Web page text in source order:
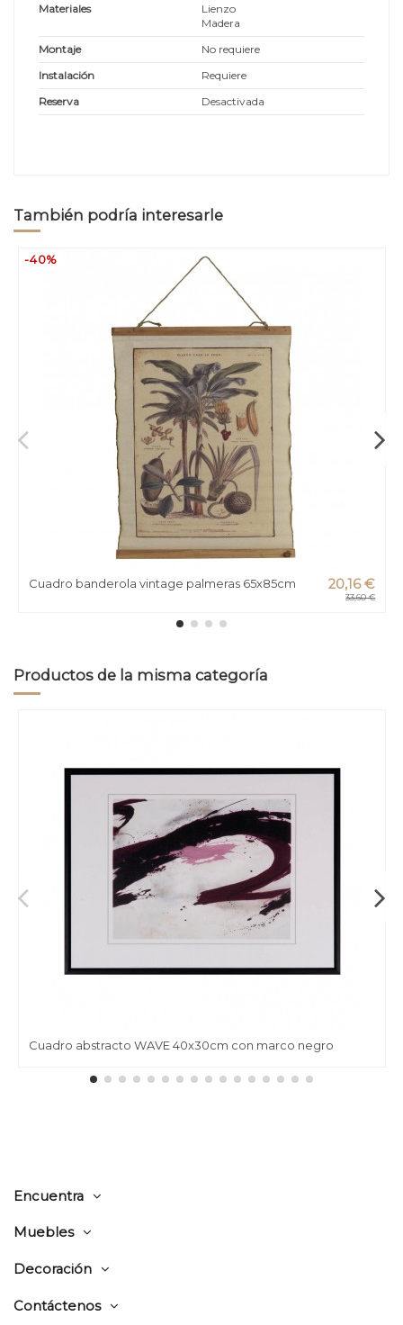
Materiales
Lienzo
Madera
Montaje
No requiere
Instalación
Requiere
Reserva
Desactivada
También podría interesarle
-40%
Cuadro banderola vintage palmeras 65x85cm 20,16 €
33,60 €
Productos de la misma categoría
Cuadro abstracto WAVE 40x30cm con marco negro
Encuentra
Muebles
Decoración
Contáctenos